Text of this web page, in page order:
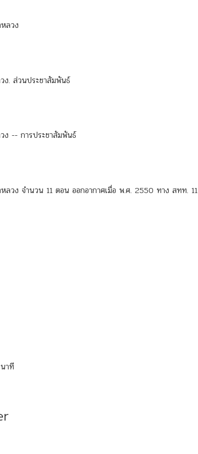
ลวง
ง. ส่วนประชาสัมพันธ์
ง -- การประชาสัมพันธ์
ลวง จำนวน 11 ตอน ออกอากาศเมื่อ พ.ศ. 2550 ทาง สทท. 11
าที